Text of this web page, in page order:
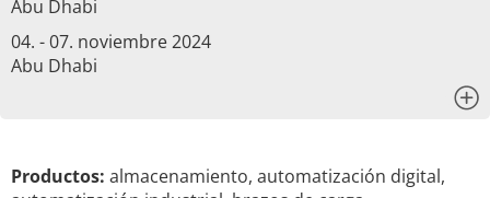
Abu Dhabi
04. - 07. noviembre 2024
Abu Dhabi
Productos: almacenamiento, automatización digital,